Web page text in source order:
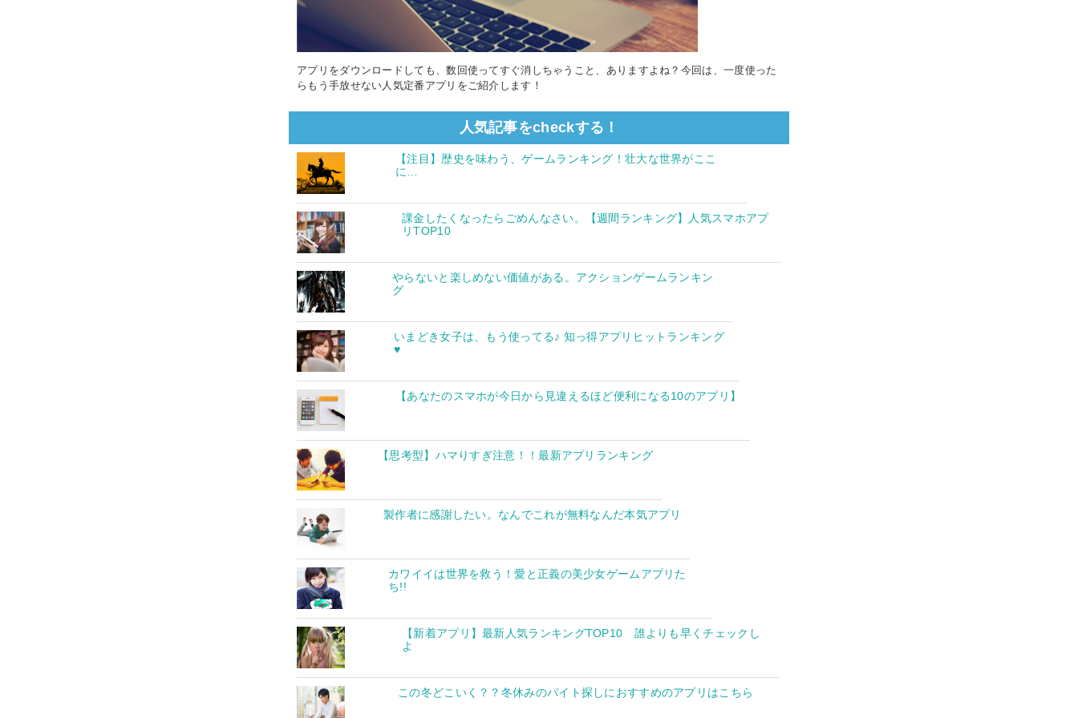
アプリをダウンロードしても、数回使ってすぐ消しちゃうこと、ありますよね？今回は、一度使った
らもう手放せない人気定番アプリをご紹介します！
人気記事をcheckする！
【注目】歴史を味わう、ゲームランキング！壮大な世界がここ
に…
課金したくなったらごめんなさい。【週間ランキング】人気スマホアプ
リTOP10
やらないと楽しめない価値がある。アクションゲームランキン
グ
いまどき女子は、もう使ってる♪ 知っ得アプリヒットランキング
♥
【あなたのスマホが今日から見違えるほど便利になる10のアプリ】
【思考型】ハマりすぎ注意！！最新アプリランキング
製作者に感謝したい。なんでこれが無料なんだ本気アプリ
カワイイは世界を救う！愛と正義の美少女ゲームアプリた
ち!!
【新着アプリ】最新人気ランキングTOP10 誰よりも早くチェックし
よ
この冬どこいく？？冬休みのバイト探しにおすすめのアプリはこちら